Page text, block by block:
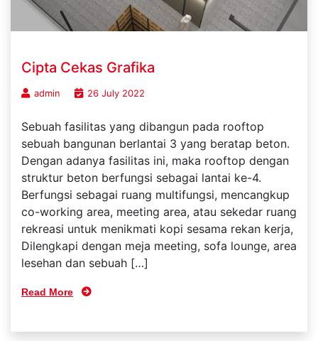
Cipta Cekas Grafika
admin 26 July 2022
Sebuah fasilitas yang dibangun pada rooftop
sebuah bangunan berlantai 3 yang beratap beton.
Dengan adanya fasilitas ini, maka rooftop dengan
struktur beton berfungsi sebagai lantai ke-4.
Berfungsi sebagai ruang multifungsi, mencangkup
co-working area, meeting area, atau sekedar ruang
rekreasi untuk menikmati kopi sesama rekan kerja,
Dilengkapi dengan meja meeting, sofa lounge, area
lesehan dan sebuah […]
Read More